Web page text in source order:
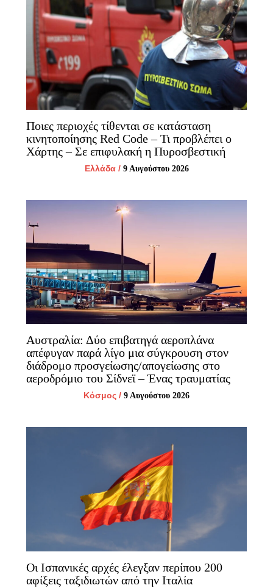
Ποιες περιοχές τίθενται σε κατάσταση
κινητοποίησης Red Code – Τι προβλέπει ο
Χάρτης – Σε επιφυλακή η Πυροσβεστική
Ελλάδα/ 9 Αυγούστου 2026
Αυστραλία: Δύο επιβατηγά αεροπλάνα
απέφυγαν παρά λίγο μια σύγκρουση στον
διάδρομο προσγείωσης/απογείωσης στο
αεροδρόμιο του Σίδνεϊ – Ένας τραυματίας
Κόσμος / 9 Αυγούστου 2026
Οι Ισπανικές αρχές έλεγξαν περίπου 200
αφίξεις ταξιδιωτών από την Ιταλία